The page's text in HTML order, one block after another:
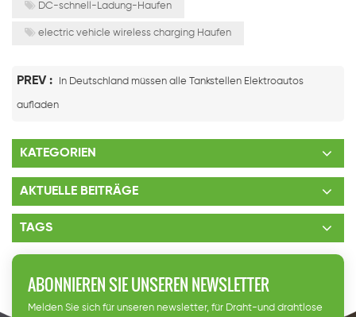
DC-schnell-Ladung-Haufen
electric vehicle wireless charging Haufen
PREV : In Deutschland müssen alle Tankstellen Elektroautos
aufladen
KATEGORIEN
AKTUELLE BEITRÄGE
TAGS
ABONNIEREN SIE UNSEREN NEWSLETTER
Melden Sie sich für unseren newsletter, für Draht-und drahtlose